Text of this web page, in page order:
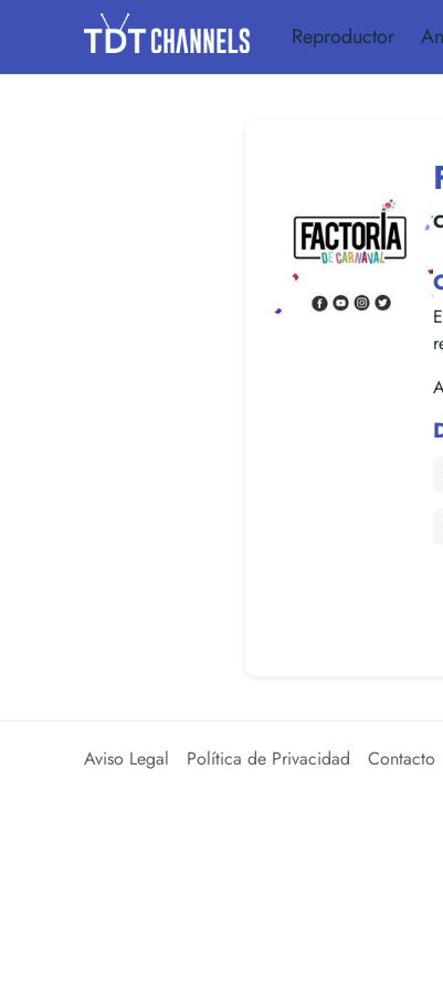
Reproductor
Aviso Legal Política de Privacidad Contacto